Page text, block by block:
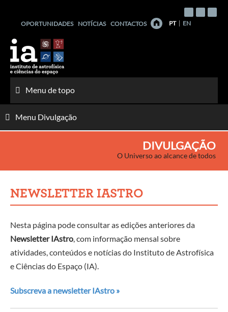
conteúdo
OPORTUNIDADES NOTÍCIAS CONTACTOS PT EN
Menu de topo
Menu Divulgação
DIVULGAÇÃO
O Universo ao alcance de todos
NEWSLETTER IASTRO
Nesta página pode consultar as edições anteriores da
Newsletter IAstro, com informação mensal sobre
atividades, conteúdos e notícias do Instituto de Astrofísica
e Ciências do Espaço (IA).
Subscreva a newsletter IAstro »